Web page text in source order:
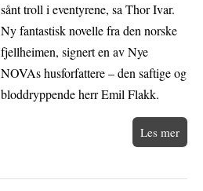
sånt troll i eventyrene, sa Thor Ivar.
Ny fantastisk novelle fra den norske
fjellheimen, signert en av Nye
NOVAs husforfattere – den saftige og
bloddryppende herr Emil Flakk.
Les mer